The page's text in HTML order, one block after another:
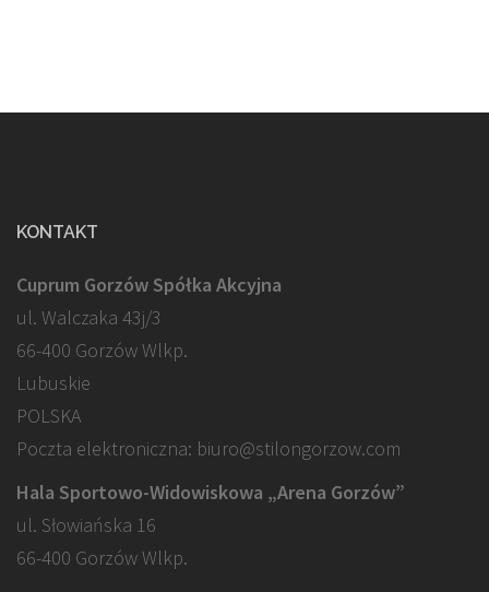
KONTAKT
Cuprum Gorzów Spółka Akcyjna
ul. Walczaka 43j/3
66-400 Gorzów Wlkp.
Lubuskie
POLSKA
Poczta elektroniczna: biuro@stilongorzow.com
Hala Sportowo-Widowiskowa „Arena Gorzów”
ul. Słowiańska 16
66-400 Gorzów Wlkp.